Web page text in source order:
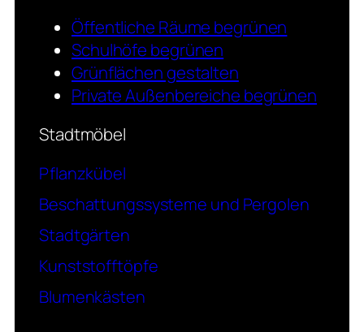
Öffentliche Räume begrünen
Schulhöfe begrünen
Grünflächen gestalten
Private Außenbereiche begrünen
Stadtmöbel
Pflanzkübel
Beschattungssysteme und Pergolen
Stadtgärten
Kunststofftöpfe
Blumenkästen